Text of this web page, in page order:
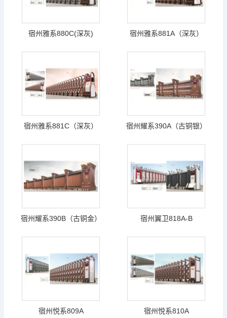
宿州雅系880C(深灰) 宿州雅系881A（深灰）
宿州雅系881C（深灰） 宿州耀系390A（古铜银）
宿州耀系390B（古铜金） 宿州翼卫818A-B
宿州悦系809A 宿州悦系810A